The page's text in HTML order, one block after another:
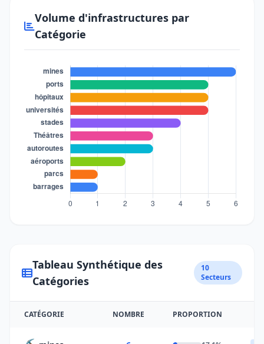
Volume d'infrastructures par
Catégorie
Tableau Synthétique des
Catégories
10
Secteurs
CATÉGORIE NOMBRE PROPORTION